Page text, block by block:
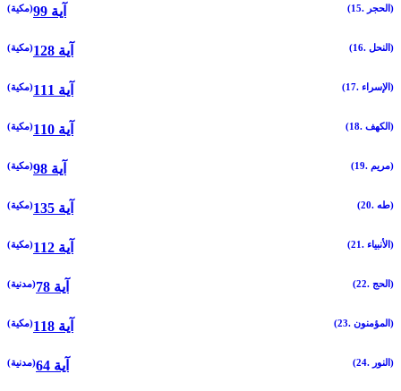
(15. الحجر) (مكية) 99 آية
(16. النحل) (مكية) 128 آية
(17. الإسراء) (مكية) 111 آية
(18. الكهف) (مكية) 110 آية
(19. مريم) (مكية) 98 آية
(20. طه) (مكية) 135 آية
(21. الأنبياء) (مكية) 112 آية
(22. الحج) (مدنية) 78 آية
(23. المؤمنون) (مكية) 118 آية
(24. النور) (مدنية) 64 آية